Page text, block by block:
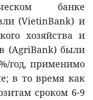
банке
(VietinBank) и
хозяйства и
(AgriBank) были
год, применимо
в то время как
сроком 6-9